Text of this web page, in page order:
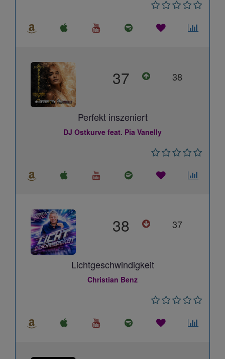
37 38
Perfekt inszeniert
DJ Ostkurve feat. Pia Vanelly
38 37
Lichtgeschwindigkeit
Christian Benz